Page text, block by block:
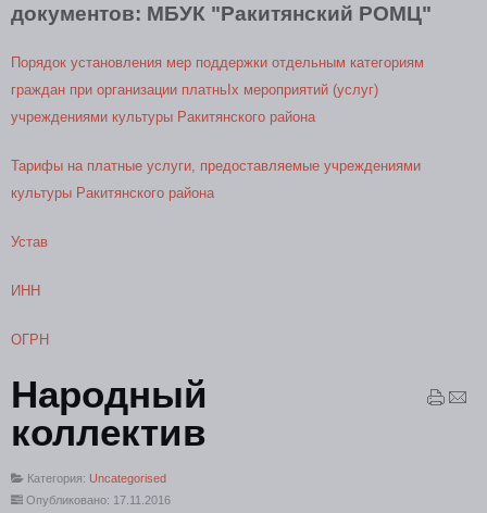
документов: МБУК "Ракитянский РОМЦ"
Порядок установления мер поддержки отдельным категориям
граждан при организации платньIх мероприятий (услуг)
учреждениями культуры Ракитянского района
Тарифы на платные услуги, предоставляемые учреждениями
культуры Ракитянского района
Устав
ИНН
ОГРН
Народный
коллектив
Категория: Uncategorised
Опубликовано: 17.11.2016